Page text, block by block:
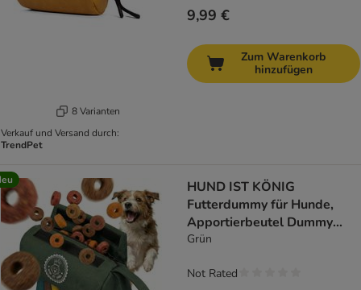
8 Varianten
Verkauf und Versand durch:
TrendPet
9,99 €
Zum Warenkorb
hinzufügen
HUND IST KÖNIG
Futterdummy für Hunde,
Apportierbeutel Dummy
Hundetraining
Grün
Not Rated